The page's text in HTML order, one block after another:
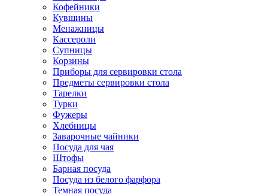
Кофейники
Кувшины
Менажницы
Кассероли
Супницы
Корзины
Приборы для сервировки стола
Предметы сервировки стола
Тарелки
Турки
Фужеры
Хлебницы
Заварочные чайники
Посуда для чая
Штофы
Барная посуда
Посуда из белого фарфора
Темная посуда